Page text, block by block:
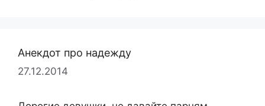
Анекдот про надежду
27.12.2014